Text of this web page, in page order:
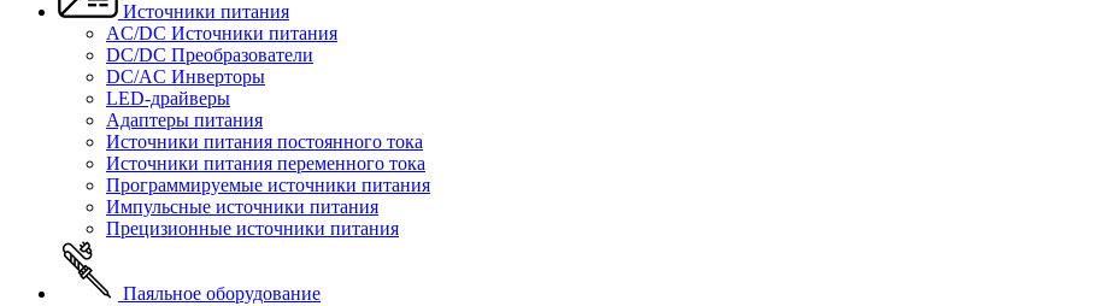
Источники питания
AC/DC Источники питания
DC/DC Преобразователи
DC/AC Инверторы
LED-драйверы
Адаптеры питания
Источники питания постоянного тока
Источники питания переменного тока
Программируемые источники питания
Импульсные источники питания
Прецизионные источники питания
Паяльное оборудование